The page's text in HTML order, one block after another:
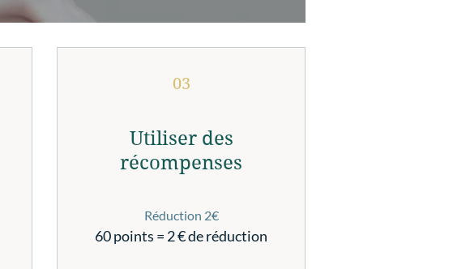
03
Utiliser des
récompenses
Réduction 2€
60 points = 2 € de réduction